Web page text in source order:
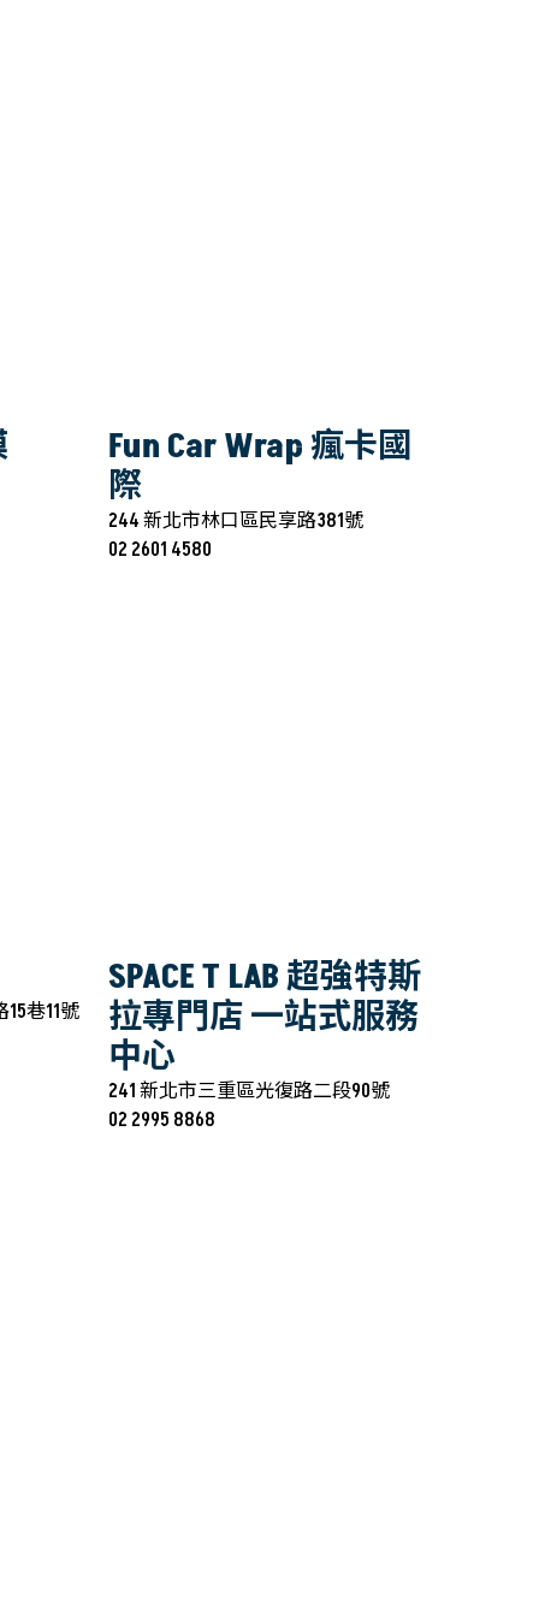
Fun Car Wrap 瘋卡國
際
244 新北市林口區民享路381號
02 2601 4580
巷11號
SPACE T LAB 超強特斯
拉專門店 一站式服務
中心
241 新北市三重區光復路二段90號
02 2995 8868